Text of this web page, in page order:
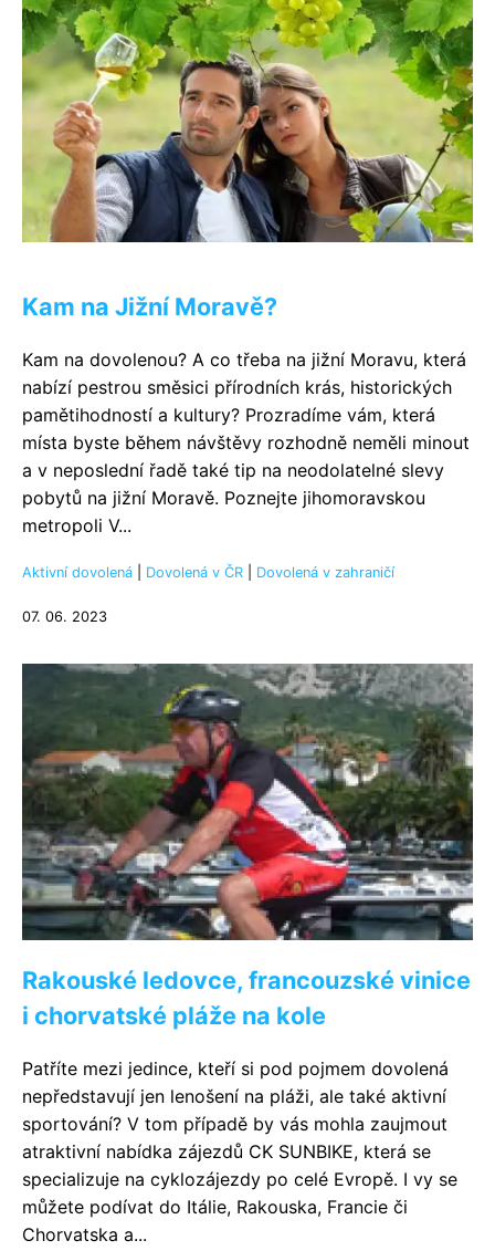
Kam na Jižní Moravě?
Kam na dovolenou? A co třeba na jižní Moravu, která
nabízí pestrou směsici přírodních krás, historických
pamětihodností a kultury? Prozradíme vám, která
místa byste během návštěvy rozhodně neměli minout
a v neposlední řadě také tip na neodolatelné slevy
pobytů na jižní Moravě. Poznejte jihomoravskou
metropoli V...
Aktivní dovolená Dovolená v ČR Dovolená v zahraničí
07. 06. 2023
Rakouské ledovce, francouzské vinice
i chorvatské pláže na kole
Patříte mezi jedince, kteří si pod pojmem dovolená
nepředstavují jen lenošení na pláži, ale také aktivní
sportování? V tom případě by vás mohla zaujmout
atraktivní nabídka zájezdů CK SUNBIKE, která se
specializuje na cyklozájezdy po celé Evropě. I vy se
můžete podívat do Itálie, Rakouska, Francie či
Chorvatska a...